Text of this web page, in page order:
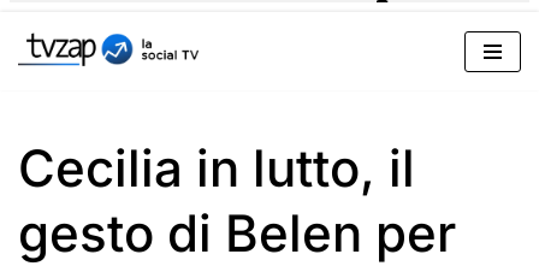
al
Cecilia in lutto, il
gesto di Belen per